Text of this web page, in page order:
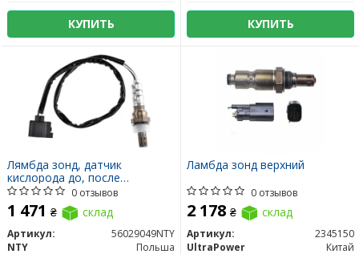
КУПИТЬ КУПИТЬ
Лямбда зонд, датчик
кислорода до, после
катализатора.0 отзывов
1 471 ₴ склад
Артикул:
56029049NTY
NTY
Польша
Ламбда зонд верхний
0 отзывов
2 178 ₴ склад
Артикул:
2345150
UltraPower
Китай